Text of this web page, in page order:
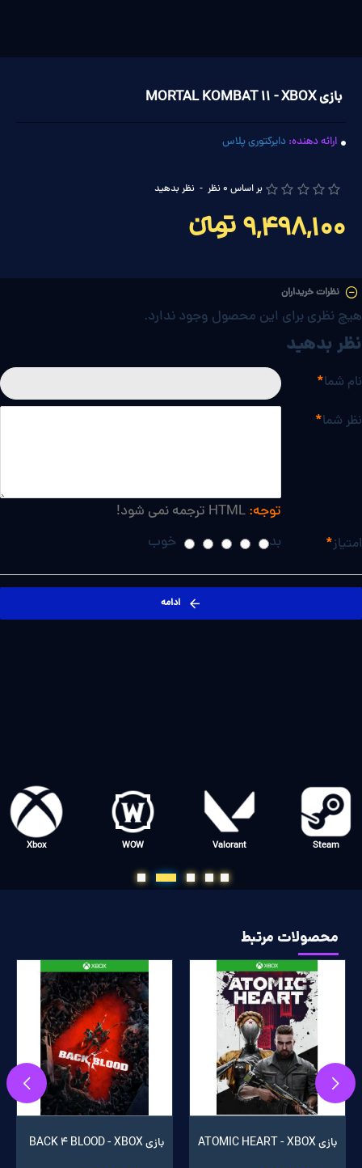
بازی MORTAL KOMBAT 11 - XBOX
ارائه دهنده: دایرکتوری پلاس
بر اساس 0 نظر - نظر بدهید
9,498,100 تومانءءء
نظرات خریداران
هیچ نظری برای این محصول وجود ندارد.
نظر بدهید
نام شما
نظر شما
توجه:
امتیاز بد خوب
ادامه
Steam
Valorant
WOW
Xbox
محصولات مرتبط
بازی ATOMIC HEART - XBOX بازی BACK 4 BLOOD - XBOX